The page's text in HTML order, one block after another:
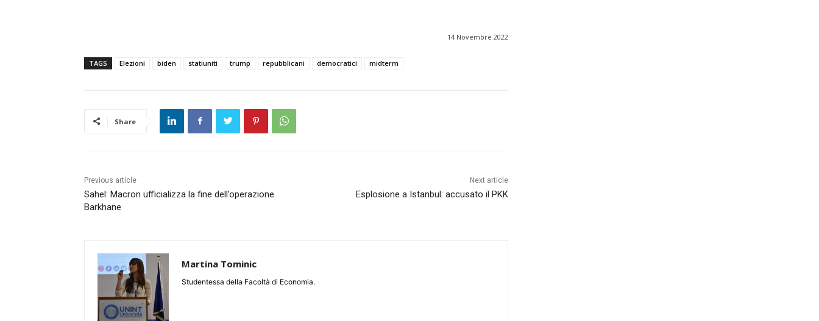
14 Novembre 2022
TAGS Elezioni biden statiuniti trump repubblicani democratici midterm
Share
Previous article
Sahel: Macron ufficializza la fine dell’operazione
Barkhane
Next article
Esplosione a Istanbul: accusato il PKK
Martina Tominic
Studentessa della Facoltà di Economia.